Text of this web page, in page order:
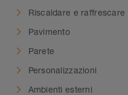
Riscaldare e raffrescare
Pavimento
Parete
Personalizzazioni
Ambienti esterni